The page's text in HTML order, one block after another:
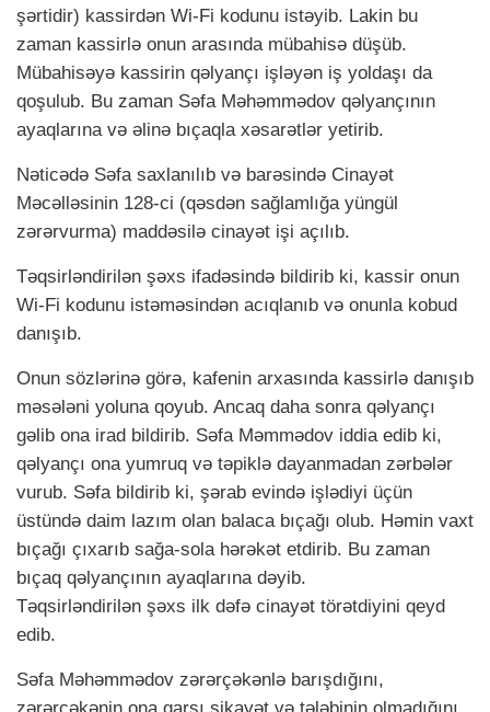
şərtidir) kassirdən Wi-Fi kodunu istəyib. Lakin bu
zaman kassirlə onun arasında mübahisə düşüb.
Mübahisəyə kassirin qəlyançı işləyən iş yoldaşı da
qoşulub. Bu zaman Səfa Məhəmmədov qəlyançının
ayaqlarına və əlinə bıçaqla xəsarətlər yetirib.
Nəticədə Səfa saxlanılıb və barəsində Cinayət
Məcəlləsinin 128-ci (qəsdən sağlamlığa yüngül
zərərvurma) maddəsilə cinayət işi açılıb.
Təqsirləndirilən şəxs ifadəsində bildirib ki, kassir onun
Wi-Fi kodunu istəməsindən acıqlanıb və onunla kobud
danışıb.
Onun sözlərinə görə, kafenin arxasında kassirlə danışıb
məsələni yoluna qoyub. Ancaq daha sonra qəlyançı
gəlib ona irad bildirib. Səfa Məmmədov iddia edib ki,
qəlyançı ona yumruq və təpiklə dayanmadan zərbələr
vurub. Səfa bildirib ki, şərab evində işlədiyi üçün
üstündə daim lazım olan balaca bıçağı olub. Həmin vaxt
bıçağı çıxarıb sağa-sola hərəkət etdirib. Bu zaman
bıçaq qəlyançının ayaqlarına dəyib.
Təqsirləndirilən şəxs ilk dəfə cinayət törətdiyini qeyd
edib.
Səfa Məhəmmədov zərərçəkənlə barışdığını,